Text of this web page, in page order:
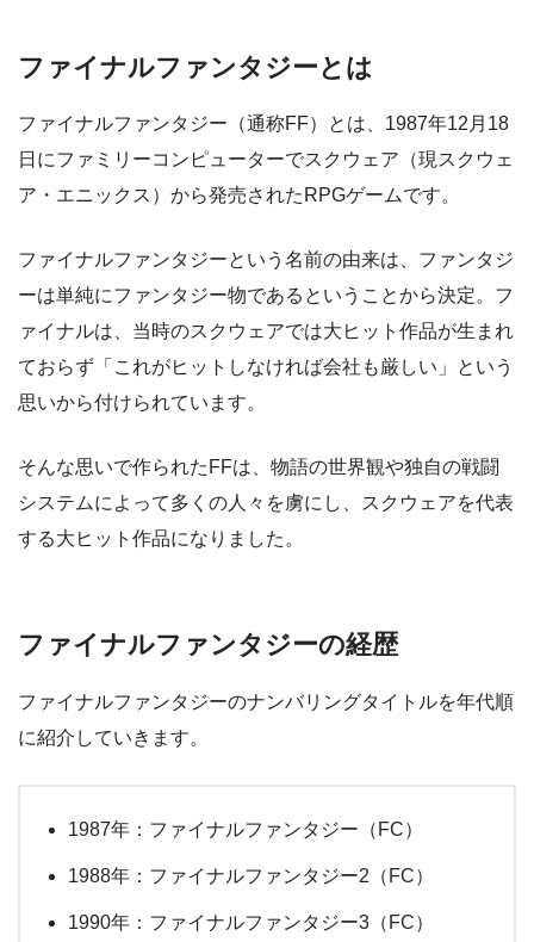
ファイナルファンタジーとは
ファイナルファンタジー（通称FF）とは、1987年12月18
日にファミリーコンピューターでスクウェア（現スクウェ
ア・エニックス）から発売されたRPGゲームです。
ファイナルファンタジーという名前の由来は、ファンタジ
ーは単純にファンタジー物であるということから決定。フ
ァイナルは、当時のスクウェアでは大ヒット作品が生まれ
ておらず「これがヒットしなければ会社も厳しい」という
思いから付けられています。
そんな思いで作られたFFは、物語の世界観や独自の戦闘
システムによって多くの人々を虜にし、スクウェアを代表
する大ヒット作品になりました。
ファイナルファンタジーの経歴
ファイナルファンタジーのナンバリングタイトルを年代順
に紹介していきます。
1987年：ファイナルファンタジー（FC）
1988年：ファイナルファンタジー2（FC）
1990年：ファイナルファンタジー3（FC）